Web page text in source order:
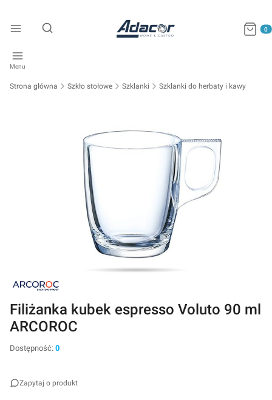
Otwórz wyszukiwarkę
Menu
Strona główna Szkło stołowe Szklanki Szklanki do herbaty i kawy
Filiżanka kubek espresso Voluto 90 ml
ARCOROC
Dostępność: 0
Zapytaj o produkt